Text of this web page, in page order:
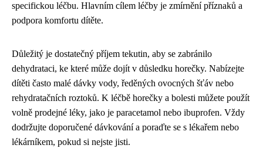
specifickou léčbu. Hlavním cílem léčby je zmírnění příznaků a
podpora komfortu dítěte.
Důležitý je dostatečný příjem tekutin, aby se zabránilo
dehydrataci, ke které může dojít v důsledku horečky. Nabízejte
dítěti často malé dávky vody, ředěných ovocných šťáv nebo
rehydratačních roztoků. K léčbě horečky a bolesti můžete použít
volně prodejné léky, jako je paracetamol nebo ibuprofen. Vždy
dodržujte doporučené dávkování a poraďte se s lékařem nebo
lékárníkem, pokud si nejste jisti.